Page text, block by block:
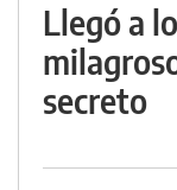
Llegó a
secreto